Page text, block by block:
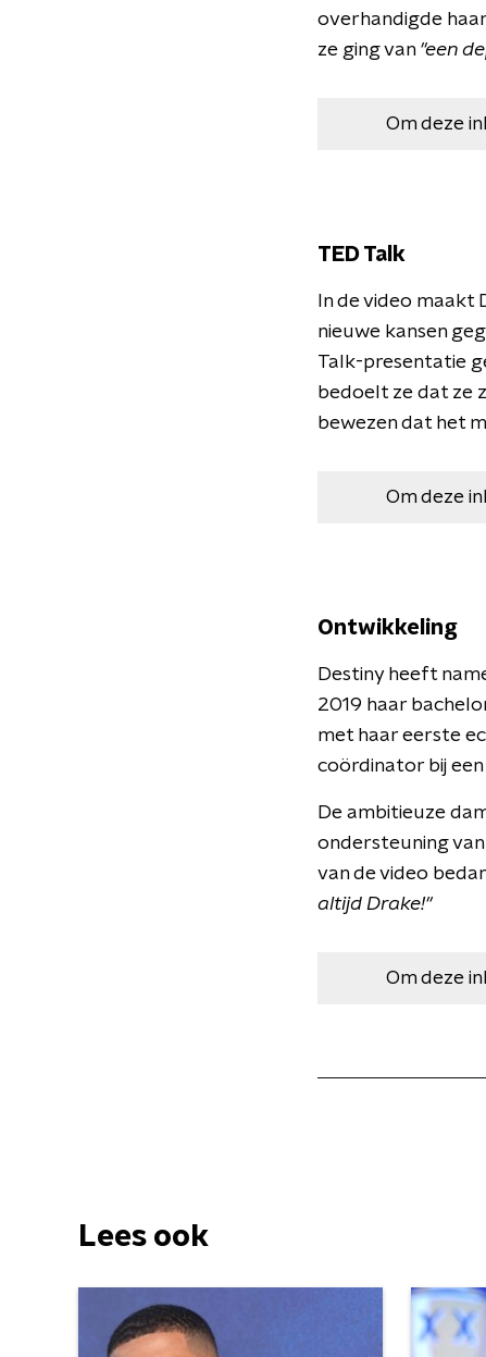
overhandigde
ze ging van ''een
Om deze
TED Talk
In de video maakt
nieuwe kansen
Talk-presentatie
bedoelt ze dat ze
bewezen dat het
Om deze
Ontwikkeling
Destiny heeft
2019 haar
met haar eerste
coördinator bij
De ambitieuze
ondersteuning
van de video
altijd Drake!''
Om deze
Lees ook